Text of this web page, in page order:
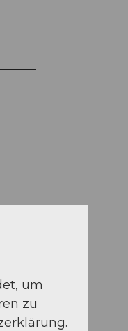
um
zu